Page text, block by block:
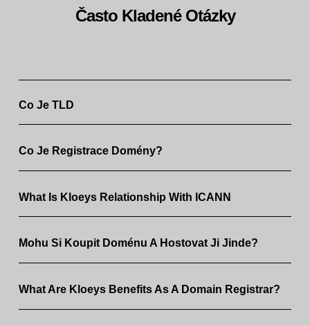
Často Kladené Otázky
Co Je TLD
Co Je Registrace Domény?
What Is Kloeys Relationship With ICANN
Mohu Si Koupit Doménu A Hostovat Ji Jinde?
What Are Kloeys Benefits As A Domain Registrar?